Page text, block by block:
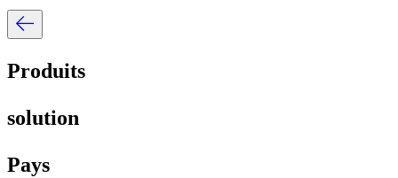
Produits​​
solution​​
Pays​​